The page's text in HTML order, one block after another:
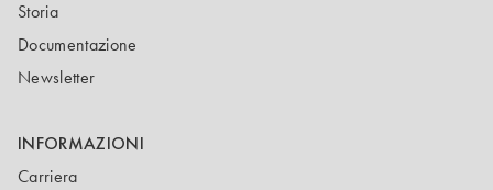
Storia
Documentazione
Newsletter
INFORMAZIONI
Carriera